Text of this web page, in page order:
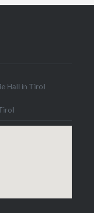
Hall in Tirol